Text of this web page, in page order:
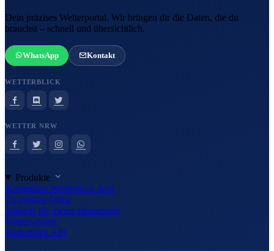
Dein präzises Wetterportal. Wir bringen dir die Daten, die du
brauchst – schnell und übersichtlich.
WhatsApp Kontakt
WETTERBLICK
WETTER NRW
Produkte
Kostenlose Wetterblick-App
Zu meinen Orten
Widgets für meine Homepage
Wetterwissen
Wetterblick API